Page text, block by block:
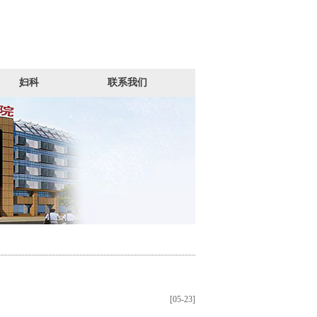
妇科 联系我们
[05-23]